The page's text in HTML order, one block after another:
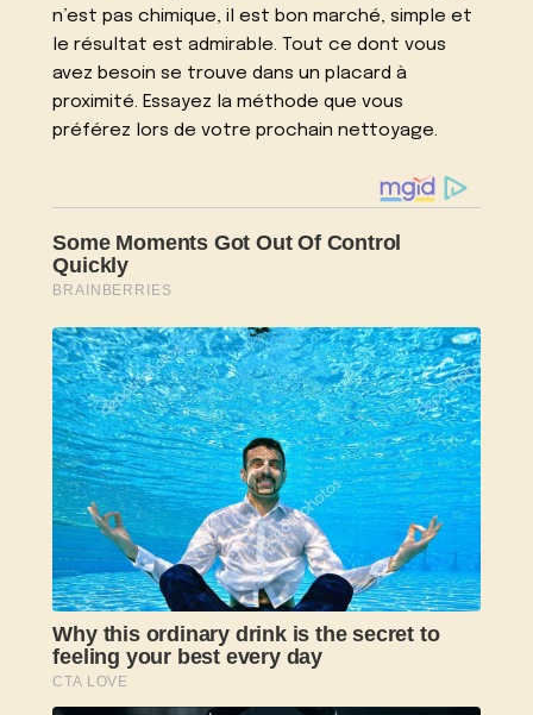
n’est pas chimique, il est bon marché, simple et
le résultat est admirable. Tout ce dont vous
avez besoin se trouve dans un placard à
proximité. Essayez la méthode que vous
préférez lors de votre prochain nettoyage.